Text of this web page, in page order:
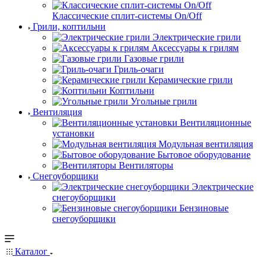
Классические сплит-системы On/Off
Грили, коптильни
Электрические грили
Аксессуары к грилям
Газовые грили
Гриль-очаги
Керамические грили
Коптильни
Угольные грили
Вентиляция
Вентиляционные
установки
Модульная вентиляция
Бытовое оборудование
Вентиляторы
Снегоуборщики
Электрические
снегоуборщики
Бензиновые
снегоуборщики
Каталог